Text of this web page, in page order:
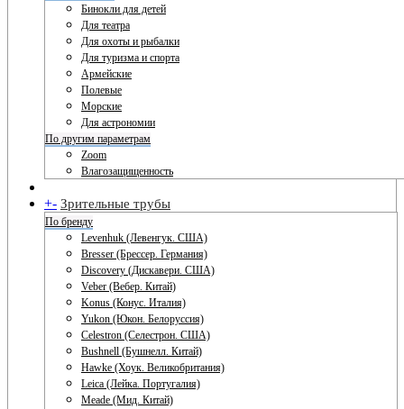
Бинокли для детей
Для театра
Для охоты и рыбалки
Для туризма и спорта
Армейские
Полевые
Морские
Для астрономии
По другим параметрам
Zoom
Влагозащищенность
+- Зрительные трубы
По бренду
Levenhuk (Левенгук. США)
Bresser (Брессер. Германия)
Discovery (Дискавери. США)
Veber (Вебер. Китай)
Konus (Конус. Италия)
Yukon (Юкон. Белоруссия)
Celestron (Селестрон. США)
Bushnell (Бушнелл. Китай)
Hawke (Хоук. Великобритания)
Leica (Лейка. Португалия)
Meade (Мид. Китай)